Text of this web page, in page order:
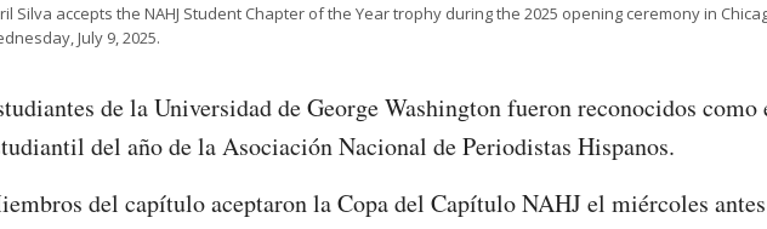
Silva accepts the NAHJ Student Chapter of the Year trophy during the 2025 opening ceremony in
July 9, 2025.
de la Universidad de George Washington fueron reconocidos
del año de la Asociación Nacional de Periodistas Hispanos.
del capítulo aceptaron la Copa del Capítulo NAHJ el miércoles